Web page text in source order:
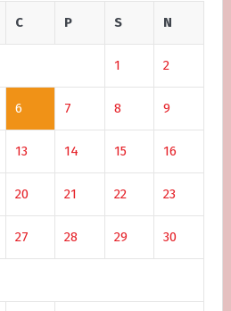
C P S N
1 2
6 7 8 9
13 14 15 16
20 21 22 23
27 28 29 30